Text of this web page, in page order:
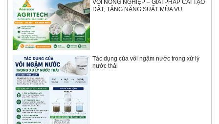
VÔI NÔNG NGHIỆP – GIẢI PHÁP CẢI TẠO
ĐẤT, TĂNG NĂNG SUẤT MÙA VỤ
Tác dụng của vôi ngậm nước trong xử lý
nước thải